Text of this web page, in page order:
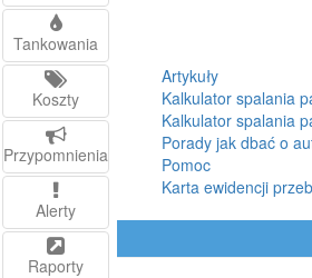
Tankowania
Koszty
Przypomnienia
Alerty
Raporty
Artykuły
Kalkulator spalania
Kalkulator spalania
Porady jak dbać o
Pomoc
Karta ewidencji